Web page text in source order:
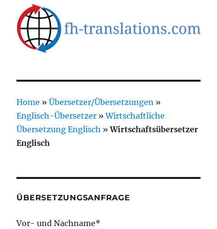
Home »Übersetzer/Übersetzungen »
Englisch-Übersetzer »Wirtschaftliche
Übersetzung Englisch »Wirtschaftsübersetzer
Englisch
ÜBERSETZUNGSANFRAGE
Vor- und Nachname*